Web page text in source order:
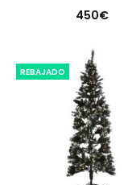
450€
REBAJADO